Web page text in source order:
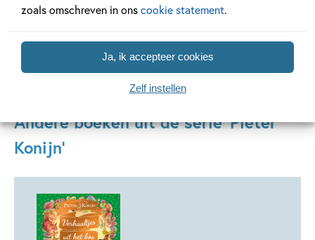
zoals omschreven in onscookie statement.
Ja, ik accepteer cookies
Zelf instellen
Andere boeken uit de serie 'Pieter
Konijn'